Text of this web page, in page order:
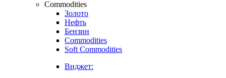
Commodities
Золото
Нефть
Бензин
Commodities
Soft Commodities
Виджет: